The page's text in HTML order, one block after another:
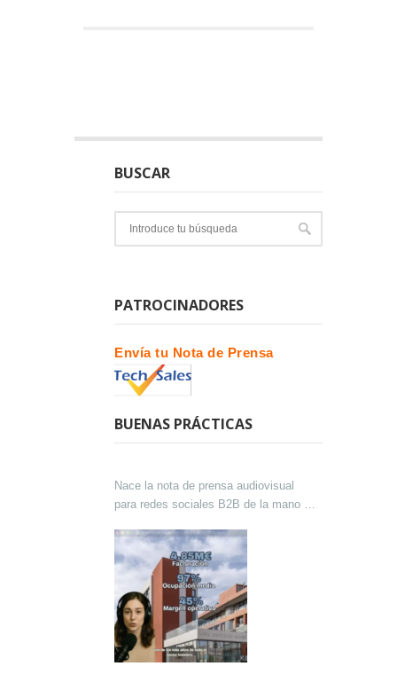
BUSCAR
PATROCINADORES
Envía tu Nota de Prensa
BUENAS PRÁCTICAS
Nace la nota de prensa audiovisual
para redes sociales B2B de la mano de